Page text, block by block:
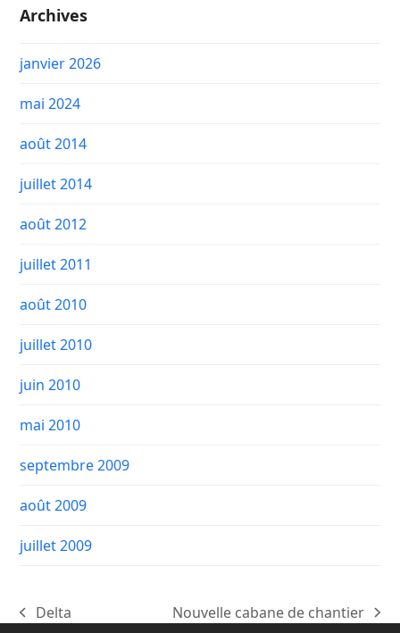
Archives
janvier 2026
mai 2024
août 2014
juillet 2014
août 2012
juillet 2011
août 2010
juillet 2010
juin 2010
mai 2010
septembre 2009
août 2009
juillet 2009
previous
Delta
next
Nouvelle cabane de chantier